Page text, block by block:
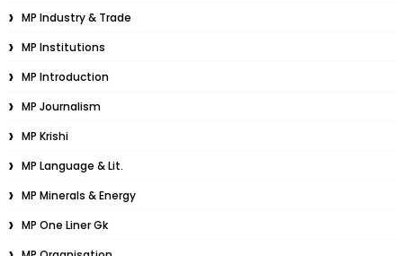
MP Industry & Trade
MP Institutions
MP Introduction
MP Journalism
MP Krishi
MP Language & Lit.
MP Minerals & Energy
MP One Liner Gk